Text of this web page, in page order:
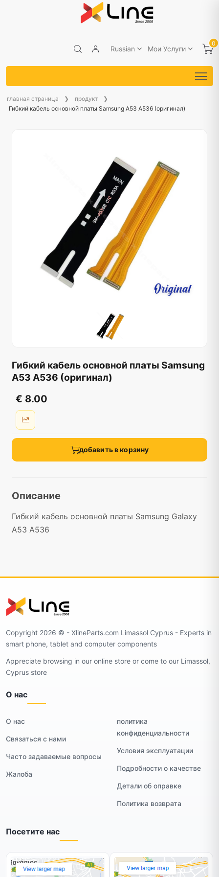
Russian Мои Услуги
0
главная страница
продукт
Гибкий кабель основной платы Samsung A53 A536 (оригинал)
Гибкий кабель основной платы Samsung
A53 A536 (оригинал)
€ 8.00
добавить в корзину
Описание
Гибкий кабель основной платы Samsung Galaxy
A53 A536
Copyright 2026 ©️ - XlineParts.com Limassol Cyprus - Experts in
smart phone, tablet and computer components
Appreciate browsing in our online store or come to our Limassol,
Cyprus store
О нас
О нас
Связаться с нами
Часто задаваемые вопросы
Жалоба
политика
конфиденциальности
Условия эксплуатации
Подробности о качестве
Детали об оправке
Политика возврата
Посетите нас